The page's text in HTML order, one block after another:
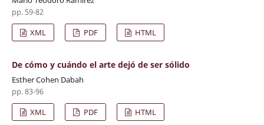
pp. 59-82
XML
PDF HTML
De cómo y cuándo el arte dejó de ser sólido
Esther Cohen Dabah
pp. 83-96
XML
PDF HTML